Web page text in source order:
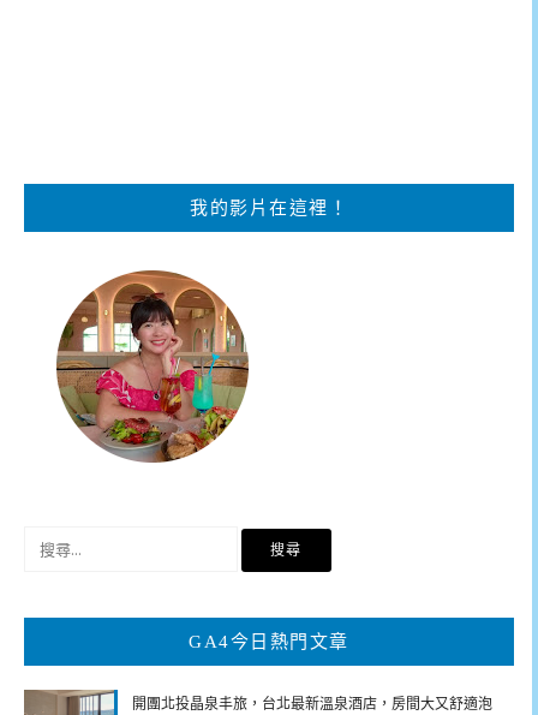
我的影片在這裡！
鍵
GA4今日熱門文章
開團北投晶泉丰旅，台北最新溫泉酒店，房間大又舒適泡